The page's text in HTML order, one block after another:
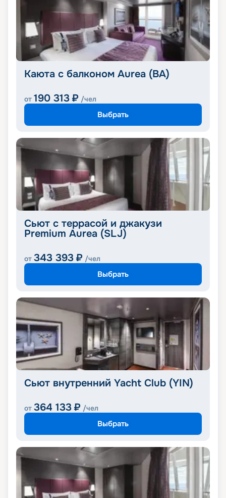
Каюта с балконом Aurea (BA)
от 190 313 ₽ /чел
Выбрать
Cьют с террасой и джакузи
Premium Aurea (SLJ)
от 343 393 ₽ /чел
Выбрать
Сьют внутренний Yacht Club (YIN)
от 364 133 ₽ /чел
Выбрать